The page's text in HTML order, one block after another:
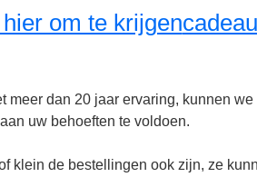
om te krijgen
meer dan 20 jaar ervaring, kunnen
uw behoeften te voldoen.
klein de bestellingen ook zijn, ze